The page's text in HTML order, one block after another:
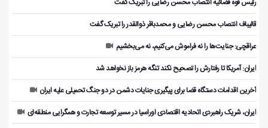
رئیس قوه قضائیه انتصاب محسن رضایی را تبریک گفت
قالیباف انتصاب محسن رضایی و محمدباقر ذوالقدر را تبریک گفت
عراقچی: جنایت‌ها را نه فراموش می‌کنیم، نه می‌بخشیم
ایران: آمریکا تا رفتارش را تصحیح نکند تنگه هرمز باز نخواهد شد
آخرین اقدامات دستگاه قضا برای پیگیری جنایات دشمن در دو جنگ تحمیلی علیه ایران
ایران، شریک راهبردی اتحادیه اقتصادی اوراسیا در مسیر توسعه تجارت و همگرایی منطقه‌ای